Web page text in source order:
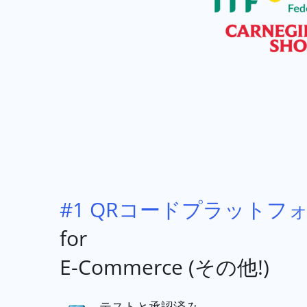
#1 QRコードプラットフ
for
E-Commerce (その他!)